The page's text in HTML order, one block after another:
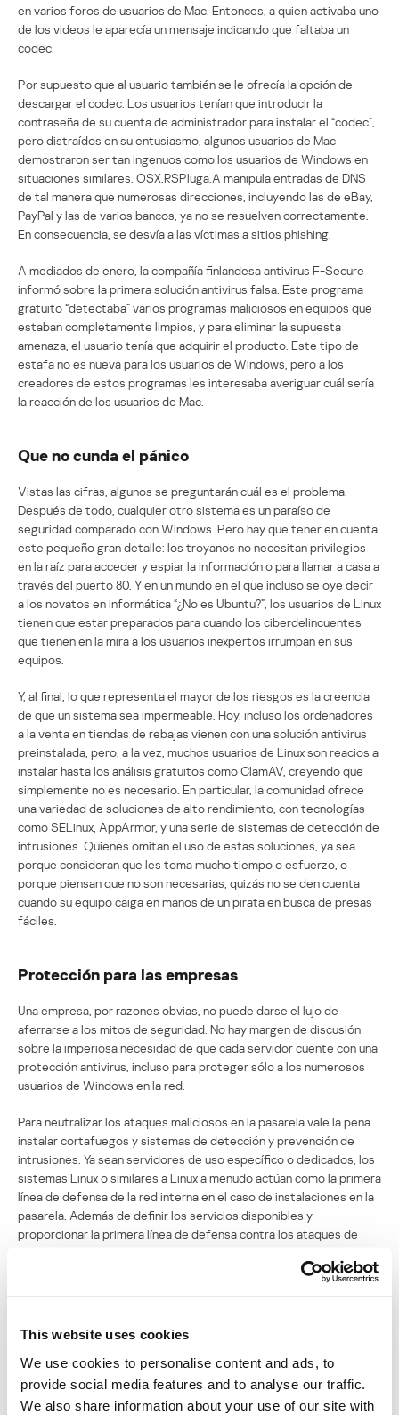
This website uses cookies
We use cookies to personalise content and ads, to
provide social media features and to analyse our traffic.
We also share information about your use of our site with
en varios foros de usuarios de Mac. Entonces, a quien activaba uno
de los videos le aparecía un mensaje indicando que faltaba un
codec.
Por supuesto que al usuario también se le ofrecía la opción de
descargar el codec. Los usuarios tenían que introducir la
contraseña de su cuenta de administrador para instalar el “codec”,
pero distraídos en su entusiasmo, algunos usuarios de Mac
demostraron ser tan ingenuos como los usuarios de Windows en
situaciones similares. OSX.RSPluga.A manipula entradas de DNS
de tal manera que numerosas direcciones, incluyendo las de eBay,
PayPal y las de varios bancos, ya no se resuelven correctamente.
En consecuencia, se desvía a las víctimas a sitios phishing.
A mediados de enero, la compañía finlandesa antivirus F-Secure
informó sobre la primera solución antivirus falsa. Este programa
gratuito “detectaba” varios programas maliciosos en equipos que
estaban completamente limpios, y para eliminar la supuesta
amenaza, el usuario tenía que adquirir el producto. Este tipo de
estafa no es nueva para los usuarios de Windows, pero a los
creadores de estos programas les interesaba averiguar cuál sería
la reacción de los usuarios de Mac.
Que no cunda el pánico
Vistas las cifras, algunos se preguntarán cuál es el problema.
Después de todo, cualquier otro sistema es un paraíso de
seguridad comparado con Windows. Pero hay que tener en cuenta
este pequeño gran detalle: los troyanos no necesitan privilegios
en la raíz para acceder y espiar la información o para llamar a casa a
través del puerto 80. Y en un mundo en el que incluso se oye decir
a los novatos en informática “¿No es Ubuntu?”, los usuarios de Linux
tienen que estar preparados para cuando los ciberdelincuentes
que tienen en la mira a los usuarios inexpertos irrumpan en sus
equipos.
Y, al final, lo que representa el mayor de los riesgos es la creencia
de que un sistema sea impermeable. Hoy, incluso los ordenadores
a la venta en tiendas de rebajas vienen con una solución antivirus
preinstalada, pero, a la vez, muchos usuarios de Linux son reacios a
instalar hasta los análisis gratuitos como ClamAV, creyendo que
simplemente no es necesario. En particular, la comunidad ofrece
una variedad de soluciones de alto rendimiento, con tecnologías
como SELinux, AppArmor, y una serie de sistemas de detección de
intrusiones. Quienes omitan el uso de estas soluciones, ya sea
porque consideran que les toma mucho tiempo o esfuerzo, o
porque piensan que no son necesarias, quizás no se den cuenta
cuando su equipo caiga en manos de un pirata en busca de presas
fáciles.
Protección para las empresas
Una empresa, por razones obvias, no puede darse el lujo de
aferrarse a los mitos de seguridad. No hay margen de discusión
sobre la imperiosa necesidad de que cada servidor cuente con una
protección antivirus, incluso para proteger sólo a los numerosos
usuarios de Windows en la red.
Para neutralizar los ataques maliciosos en la pasarela vale la pena
instalar cortafuegos y sistemas de detección y prevención de
intrusiones. Ya sean servidores de uso específico o dedicados, los
sistemas Linux o similares a Linux a menudo actúan como la primera
línea de defensa de la red interna en el caso de instalaciones en la
pasarela. Además de definir los servicios disponibles y
proporcionar la primera línea de defensa contra los ataques de
configurado para evitar que los programas maliciosos de
contra “Lovesan.a” con sólo bloquear los puertos TCP 135 y 4444.
Sin embargo, un cortafuegos también puede servir para mitigar los
daños. Si la red tiene clientes infectados, el bloqueo de puertos
específicos puede evitar que se realicen conexiones, evitando así